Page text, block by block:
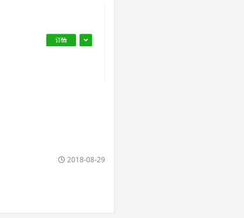
2018-08-29